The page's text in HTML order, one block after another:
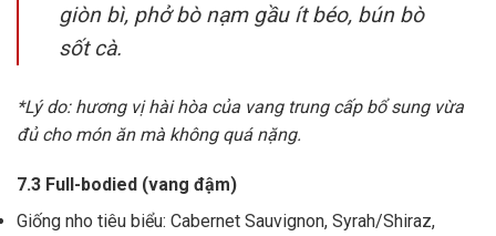
giòn bì, phở bò nạm gầu ít béo, bún bò
sốt cà.
*Lý do: hương vị hài hòa của vang trung cấp bổ sung vừa
đủ cho món ăn mà không quá nặng.
7.3 Full-bodied (vang đậm)
Giống nho tiêu biểu: Cabernet Sauvignon, Syrah/Shiraz,